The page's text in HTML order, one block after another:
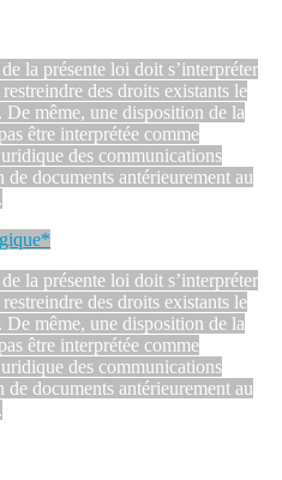
la présente loi doit s’interpréter
des droits existants le
De même, une disposition de la
être interprétée comme
des communications
de documents antérieurement au
la présente loi doit s’interpréter
des droits existants le
De même, une disposition de la
être interprétée comme
des communications
de documents antérieurement au